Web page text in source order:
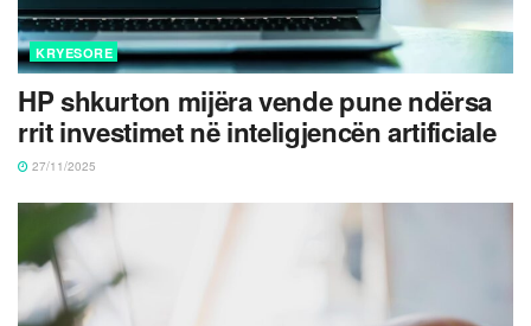
KRYESORE
HP shkurton mijëra vende pune ndërsa
rrit investimet në inteligjencën artificiale
27/11/2025